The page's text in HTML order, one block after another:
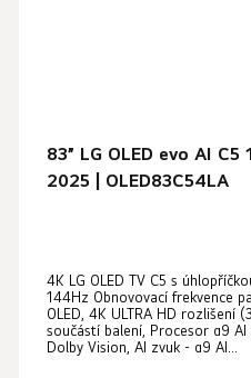
83” LG OLED evo AI
2025 | OLED83C54LA
hodnocení
produktu
je
4K LG OLED TV C5 s
144Hz Obnovovací frekvence
OLED, 4K ULTRA HD rozlišení
součástí balení, Procesor α9
Dolby Vision, AI zvuk - α9 AI...